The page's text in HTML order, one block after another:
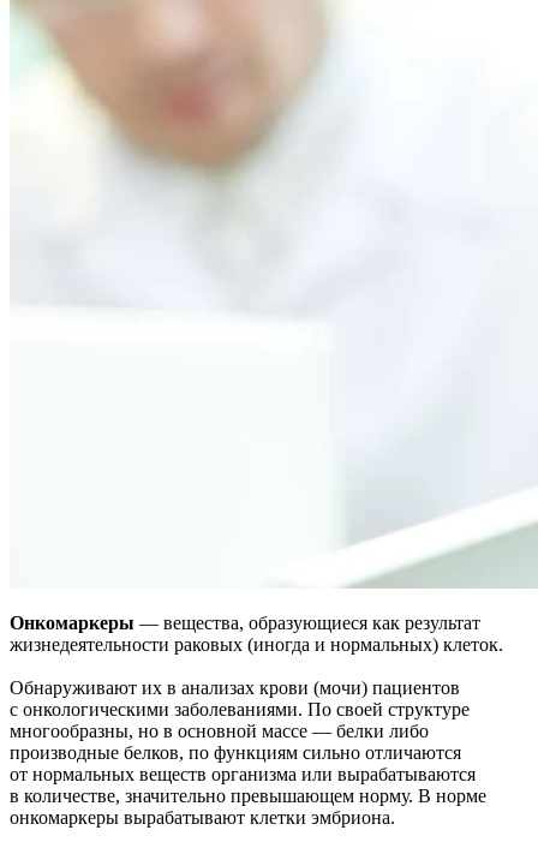
Онкомаркеры — вещества, образующиеся как результат
жизнедеятельности раковых (иногда и нормальных) клеток.
Обнаруживают их в анализах крови (мочи) пациентов
с онкологическими заболеваниями. По своей структуре
многообразны, но в основной массе — белки либо
производные белков, по функциям сильно отличаются
от нормальных веществ организма или вырабатываются
в количестве, значительно превышающем норму. В норме
онкомаркеры вырабатывают клетки эмбриона.